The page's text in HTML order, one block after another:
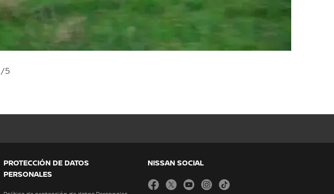
/5
PROTECCIÓN DE DATOS
PERSONALES
NISSAN SOCIAL
facebooktwitteryoutubeinstagram
tiktok